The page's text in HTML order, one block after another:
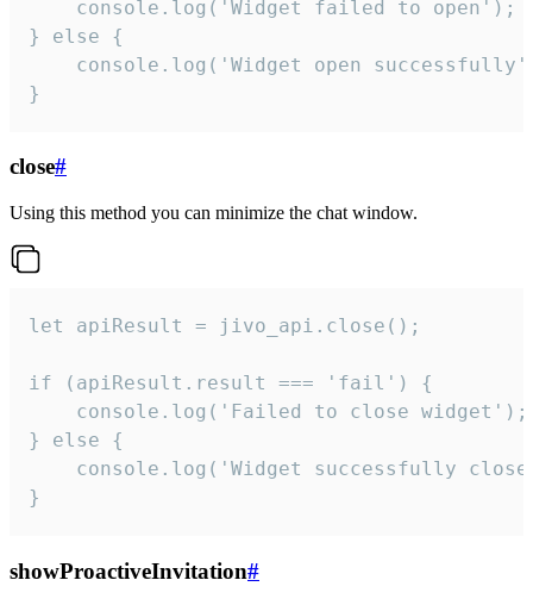
    console.log('Widget failed to open');
} else {
console.log('Widget open
}
close#
Using this method you can minimize the chat window.
let apiResult = jivo_api.close();
if (apiResult.result === 'fail') {
    console.log('Failed to close widget');
} else {
console.log('Widget successfully
}
showProactiveInvitation#